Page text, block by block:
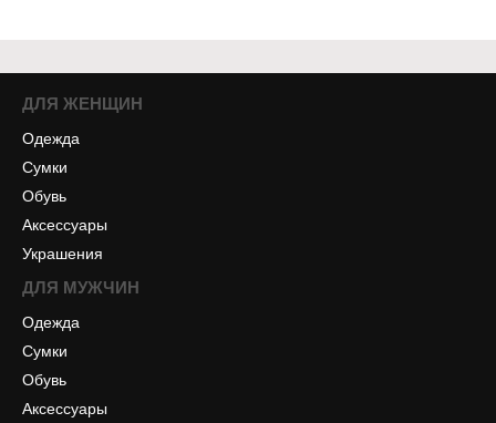
ДЛЯ ЖЕНЩИН
Одежда
Сумки
Обувь
Аксессуары
Украшения
ДЛЯ МУЖЧИН
Одежда
Сумки
Обувь
Аксессуары